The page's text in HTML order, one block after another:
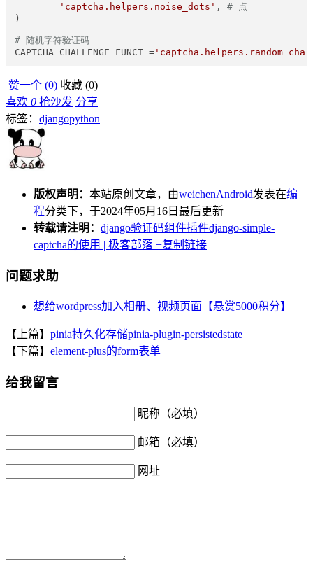
'captcha.helpers.noise_dots' , # 点
)
# 随机字符验证码
CAPTCHA_CHALLENGE_FUNCT =
赞一个 (0) 收藏 (0)
喜欢 0 抢沙发 分享
标签： djangopython
版权声明： 本站原创文章，由weichenAndroid发表在编
程分类下，于2024年05月16日最后更新
转载请注明： django验证码组件插件django-simple-
captcha的使用 | 极客部落 +复制链接
问题求助
想给wordpress加入相册、视频页面【悬赏5000积分】
【上篇】 pinia持久化存储pinia-plugin-persistedstate
【下篇】 element-plus的form表单
给我留言
昵称（必填）
邮箱（必填）
网址